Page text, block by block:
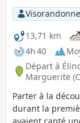
13,71 km
4h 40
Départ à
Marguerite
Parter à la
durant la